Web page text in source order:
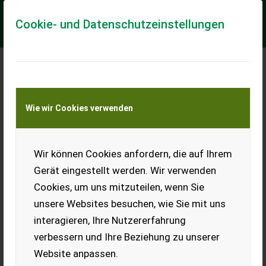
Cookie- und Datenschutzeinstellungen
Wie wir Cookies verwenden
Wir können Cookies anfordern, die auf Ihrem
Gerät eingestellt werden. Wir verwenden
Cookies, um uns mitzuteilen, wenn Sie
unsere Websites besuchen, wie Sie mit uns
interagieren, Ihre Nutzererfahrung
verbessern und Ihre Beziehung zu unserer
Website anpassen.
Meine Transportkostenanfrage
Transport von Land- und Baumaschinen –
KEINE Tiertransporte
Sonstige Drechselbank Holzmann D1300F
gebraucht
Drechselbank Holzmann D1300F, guter Zustand,
serienmäßige Ausstattung, 1300 mm Spitzenweite, 210 mm
Spitzenhöhe, 180 kgPreisänderungen vorbehalten,...
EUR 1.390 MwSt nicht ausweisbar